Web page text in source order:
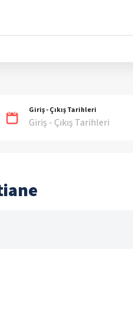
Giriş - Çıkış Tarihleri
Giriş - Çıkış Tarihleri